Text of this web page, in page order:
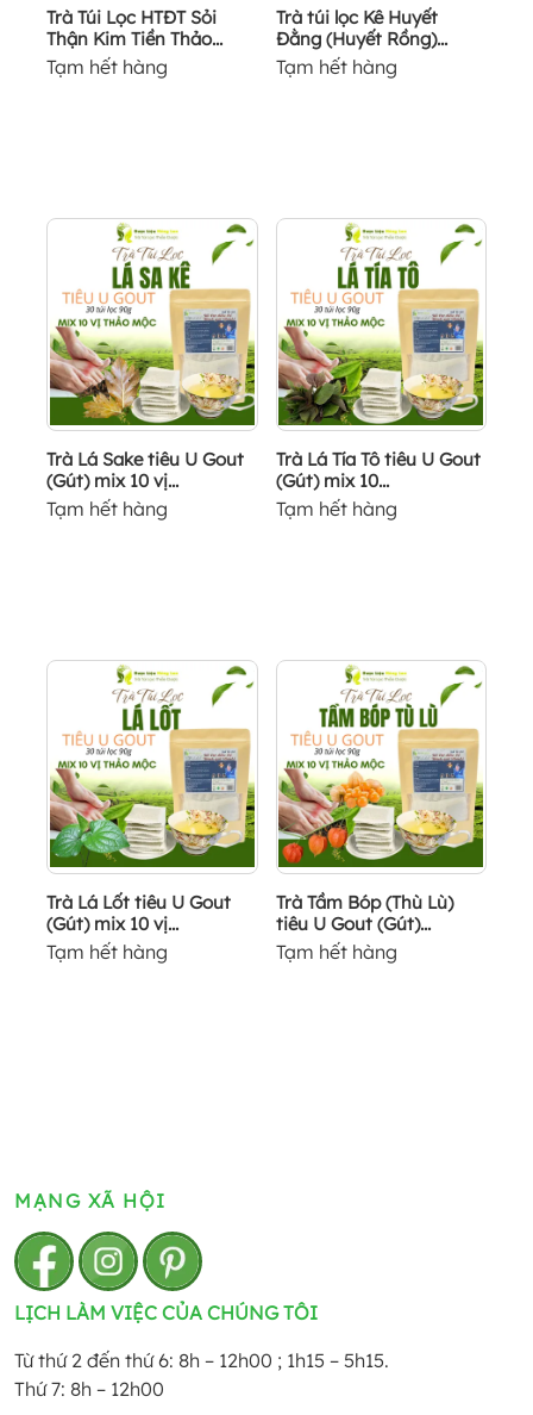
Trà Túi Lọc HTĐT Sỏi
Thận Kim Tiền Thảo...
Tạm hết hàng
Trà túi lọc Kê Huyết
Đằng (Huyết Rồng)...
Tạm hết hàng
Trà Lá Sake tiêu U Gout
(Gút) mix 10 vị...
Tạm hết hàng
Trà Lá Tía Tô tiêu U Gout
(Gút) mix 10...
Tạm hết hàng
Trà Lá Lốt tiêu U Gout
(Gút) mix 10 vị...
Tạm hết hàng
Trà Tầm Bóp (Thù Lù)
tiêu U Gout (Gút)...
Tạm hết hàng
MẠNG XÃ HỘI
LỊCH LÀM VIỆC CỦA CHÚNG TÔI
Từ thứ 2 đến thứ 6: 8h – 12h00 ; 1h15 – 5h15.
Thứ 7: 8h – 12h00